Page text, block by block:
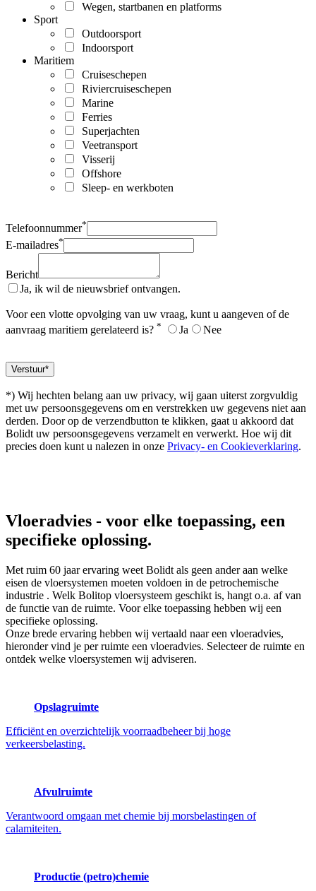
Wegen, startbanen en platforms
Sport
Outdoorsport
Indoorsport
Maritiem
Cruiseschepen
Riviercruiseschepen
Marine
Ferries
Superjachten
Veetransport
Visserij
Offshore
Sleep- en werkboten
Telefoonnummer*
E-mailadres*
Bericht
Ja, ik wil de nieuwsbrief ontvangen.
Voor een vlotte opvolging van uw vraag, kunt u aangeven of de
aanvraag maritiem gerelateerd is? * Ja Nee
*) Wij hechten belang aan uw privacy, wij gaan uiterst zorgvuldig
met uw persoonsgegevens om en verstrekken uw gegevens niet aan
derden. Door op de verzendbutton te klikken, gaat u akkoord dat
Bolidt uw persoonsgegevens verzamelt en verwerkt. Hoe wij dit
precies doen kunt u nalezen in onze Privacy- en Cookieverklaring.
Vloeradvies - voor elke toepassing, een
specifieke oplossing.
Met ruim 60 jaar ervaring weet Bolidt als geen ander aan welke
eisen de vloersystemen moeten voldoen in de petrochemische
industrie . Welk Bolitop vloersysteem geschikt is, hangt o.a. af van
de functie van de ruimte. Voor elke toepassing hebben wij een
specifieke oplossing.
Onze brede ervaring hebben wij vertaald naar een vloeradvies,
hieronder vind je per ruimte een vloeradvies. Selecteer de ruimte en
ontdek welke vloersystemen wij adviseren.
Opslagruimte
Efficiënt en overzichtelijk voorraadbeheer bij hoge
verkeersbelasting.
Afvulruimte
Verantwoord omgaan met chemie bij morsbelastingen of
calamiteiten.
Productie (petro)chemie